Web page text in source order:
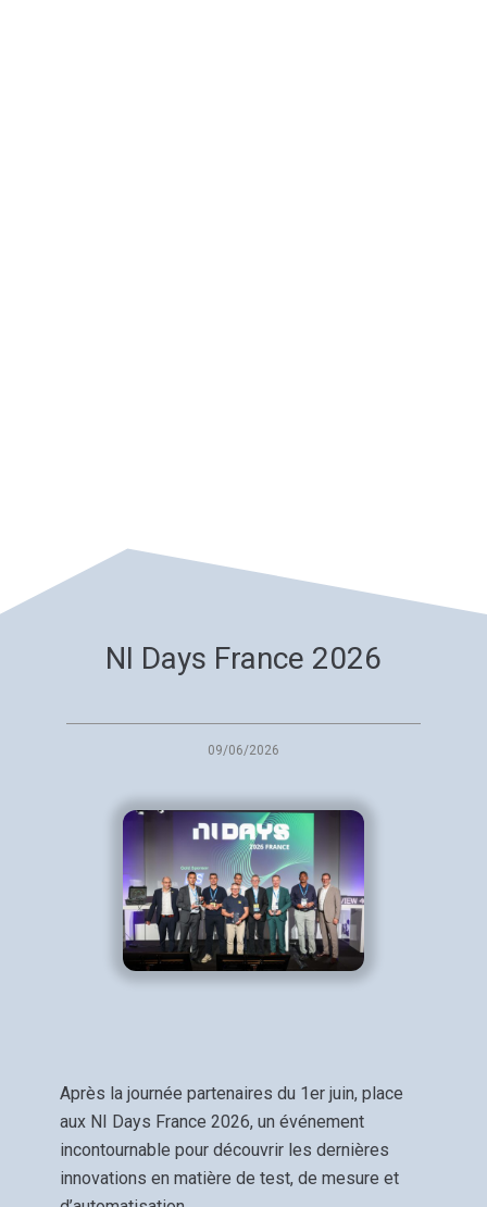
NI Days France 2026
09/06/2026
Après la journée partenaires du 1er juin, place
aux NI Days France 2026, un événement
incontournable pour découvrir les dernières
innovations en matière de test, de mesure et